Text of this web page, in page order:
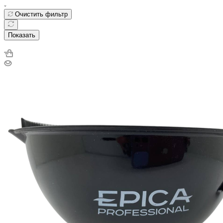
Очистить фильтр
Показать